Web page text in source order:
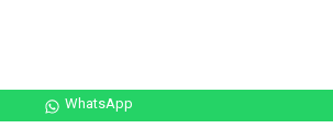
WhatsApp